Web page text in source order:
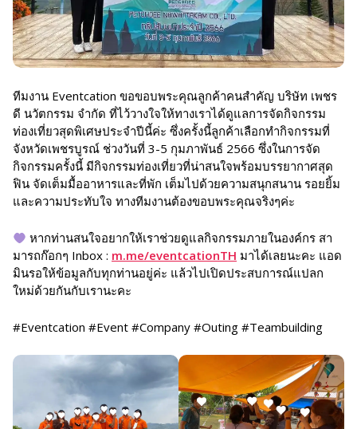
ทีมงาน Eventcation ขอขอบพระคุณลูกค้าคนสำคัญ บริษัท เพชร
ดี นวัตกรรม จำกัด ที่ไว้วางใจให้ทางเราได้ดูแลการจัดกิจกรรม
ท่องเที่ยวสุดพิเศษประจำปีนี้ค่ะ ซึ่งครั้งนี้ลูกค้าเลือกทำกิจกรรมที่
จังหวัดเพชรบูรณ์ ช่วงวันที่ 3-5 กุมภาพันธ์ 2566 ซึ่งในการจัด
กิจกรรมครั้งนี้ มีกิจกรรมท่องเที่ยวที่น่าสนใจพร้อมบรรยากาศสุด
ฟิน จัดเต็มมื้ออาหารและที่พัก เต็มไปด้วยความสนุกสนาน รอยยิ้ม
และความประทับใจ ทางทีมงานต้องขอบพระคุณจริงๆค่ะ
หากท่านสนใจอยากให้เราช่วยดูแลกิจกรรมภายในองค์กร สา
มารถก๊อกๆ Inbox : m.me/eventcationTH มาได้เลยนะคะ แอด
มินรอให้ข้อมูลกับทุกท่านอยู่ค่ะ แล้วไปเปิดประสบการณ์แปลก
ใหม่ด้วยกันกับเรานะคะ
#Eventcation #Event #Company #Outing #Teambuilding